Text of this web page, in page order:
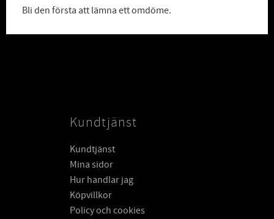
Bli den första att lämna ett omdöme.
Kundtjänst
Kundtjänst
Mina sidor
Hur handlar jag
Köpvillkor
Policy och cookies